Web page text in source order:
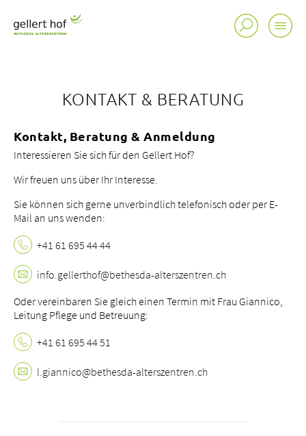
Standorte
Tätigkeitsfelder
Portrait
bei uns arbeiten
KONTAKT & BERATUNG
Kontakt, Beratung & Anmeldung
Interessieren Sie sich für den Gellert Hof?
Wir freuen uns über Ihr Interesse.
Sie können sich gerne unverbindlich telefonisch oder per E-
Mail an uns wenden:
+41 61 695 44 44
info. gellerthof@bethesda-alterszentren. ch
Oder vereinbaren Sie gleich einen Termin mit Frau Giannico,
Leitung Pflege und Betreuung:
+41 61 695 44 51
l. giannico@bethesda-alterszentren. ch